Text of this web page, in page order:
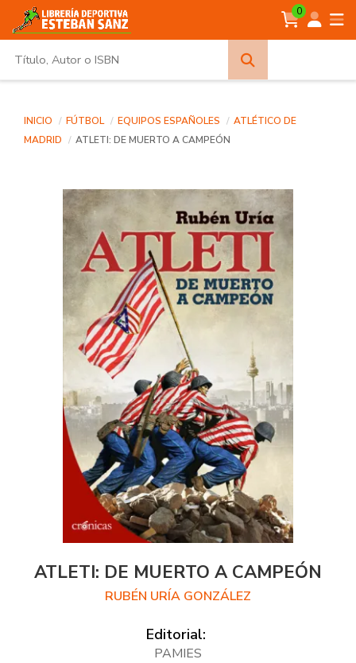
0
INICIO FÚTBOL EQUIPOS ESPAÑOLES
ATLÉTICO DE
MADRID
ATLETI: DE MUERTO A CAMPEÓN
ATLETI: DE MUERTO A CAMPEÓN
RUBÉN URÍA GONZÁLEZ
Editorial:
PAMIES